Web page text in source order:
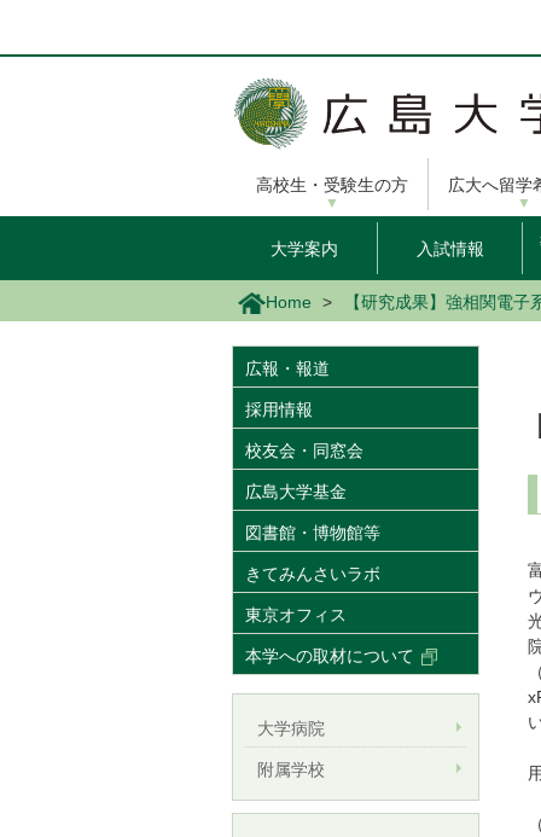
ン
に
高校生・受験生の方 広大へ留学
大学案内 入試情報
Home 【研究成果】強相関電
広報・報道
採用情報
校友会・同窓会
広島大学基金
図書館・博物館等
きてみんさいラボ
東京オフィス
本学への取材について
大学病院
附属学校